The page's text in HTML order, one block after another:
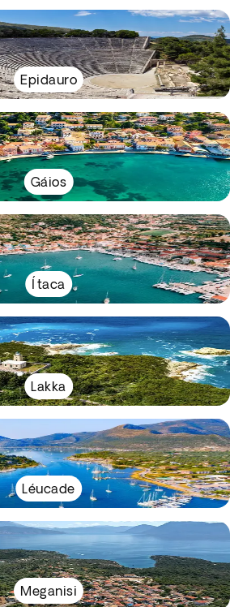
Epidauro
Gáios
Ítaca
Lakka
Léucade
Meganisi